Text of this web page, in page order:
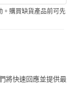
。購買缺貨產品前可先
將快速回應並提供最